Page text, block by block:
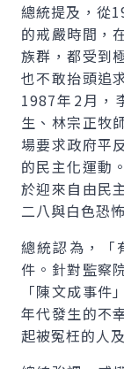
總統提及，從
的戒嚴時間，
族群，都受到
也不敢抬頭追
1987年2月，
生、林宗正牧
場要求政府平
的民主化運動
於迎來自由民
二八與白色恐
總統認為，「
件。針對監察
「陳文成事
年代發生的不
起被冤枉的人